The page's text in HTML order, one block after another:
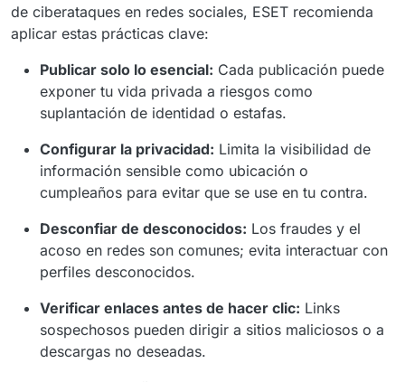
de ciberataques en redes sociales, ESET recomienda
aplicar estas prácticas clave:
Publicar solo lo esencial: Cada publicación puede
exponer tu vida privada a riesgos como
suplantación de identidad o estafas.
Configurar la privacidad: Limita la visibilidad de
información sensible como ubicación o
cumpleaños para evitar que se use en tu contra.
Desconfiar de desconocidos: Los fraudes y el
acoso en redes son comunes; evita interactuar con
perfiles desconocidos.
Verificar enlaces antes de hacer clic: Links
sospechosos pueden dirigir a sitios maliciosos o a
descargas no deseadas.